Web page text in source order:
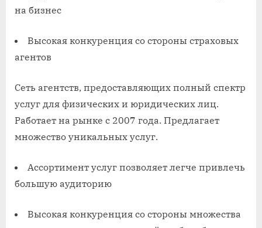
на бизнес
Высокая конкуренция со стороны страховых
агентов
Сеть агентств, предоставляющих полный спектр
услуг для физических и юридических лиц.
Работает на рынке с 2007 года. Предлагает
множество уникальных услуг.
Ассортимент услуг позволяет легче привлечь
большую аудиторию
Высокая конкуренция со стороны множества